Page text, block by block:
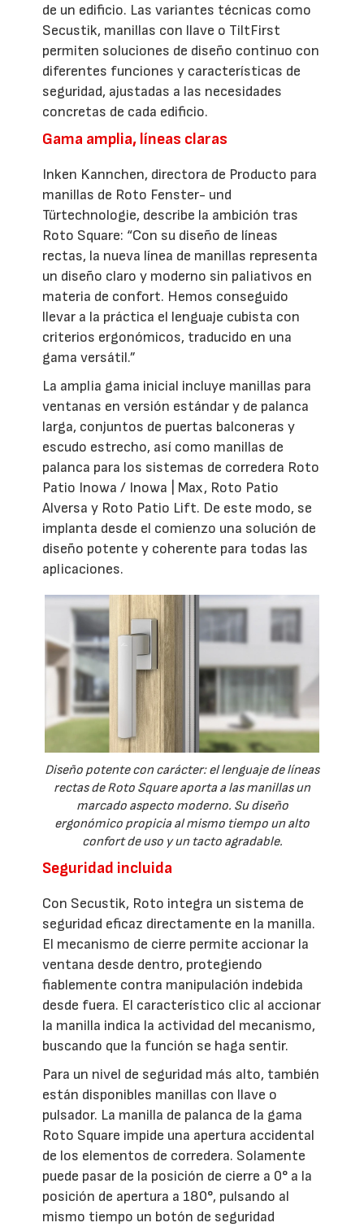
de un edificio. Las variantes técnicas como
Secustik, manillas con llave o TiltFirst
permiten soluciones de diseño continuo con
diferentes funciones y características de
seguridad, ajustadas a las necesidades
concretas de cada edificio.
Gama amplia, líneas claras
Inken Kannchen, directora de Producto para
manillas de Roto Fenster- und
Türtechnologie, describe la ambición tras
Roto Square: “Con su diseño de líneas
rectas, la nueva línea de manillas representa
un diseño claro y moderno sin paliativos en
materia de confort. Hemos conseguido
llevar a la práctica el lenguaje cubista con
criterios ergonómicos, traducido en una
gama versátil.”
La amplia gama inicial incluye manillas para
ventanas en versión estándar y de palanca
larga, conjuntos de puertas balconeras y
escudo estrecho, así como manillas de
palanca para los sistemas de corredera Roto
Patio Inowa / Inowa | Max, Roto Patio
Alversa y Roto Patio Lift. De este modo, se
implanta desde el comienzo una solución de
diseño potente y coherente para todas las
aplicaciones.
Diseño potente con carácter: el lenguaje de líneas
rectas de Roto Square aporta a las manillas un
marcado aspecto moderno. Su diseño
ergonómico propicia al mismo tiempo un alto
confort de uso y un tacto agradable.
Seguridad incluida
Con Secustik, Roto integra un sistema de
seguridad eficaz directamente en la manilla.
El mecanismo de cierre permite accionar la
ventana desde dentro, protegiendo
fiablemente contra manipulación indebida
desde fuera. El característico clic al accionar
la manilla indica la actividad del mecanismo,
buscando que la función se haga sentir.
Para un nivel de seguridad más alto, también
están disponibles manillas con llave o
pulsador. La manilla de palanca de la gama
Roto Square impide una apertura accidental
de los elementos de corredera. Solamente
puede pasar de la posición de cierre a 0° a la
posición de apertura a 180°, pulsando al
mismo tiempo un botón de seguridad